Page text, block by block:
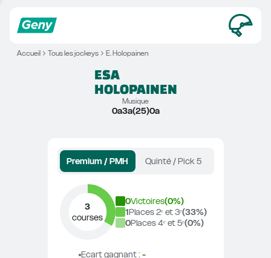
Accueil Tous les jockeys E. Holopainen
ESA
HOLOPAINEN
Musique
0a3a(25)0a
Premium / PMH Quinté / Pick 5
3
courses
0Victoires(0%)
1Places 2ᵉ et 3ᵉ(33%)
0Places 4ᵉ et 5ᵉ(0%)
Ecart gagnant : -